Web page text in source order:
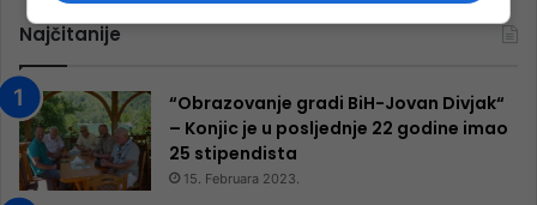
Najčitanije
“Obrazovanje gradi BiH-Jovan Divjak“
– Konjic je u posljednje 22 godine imao
25 ​​stipendista
15. Februara 2023.